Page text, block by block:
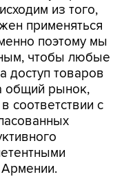
из того,
применяться
поэтому мы
чтобы любые
доступ товаров
общий рынок,
соответствии с